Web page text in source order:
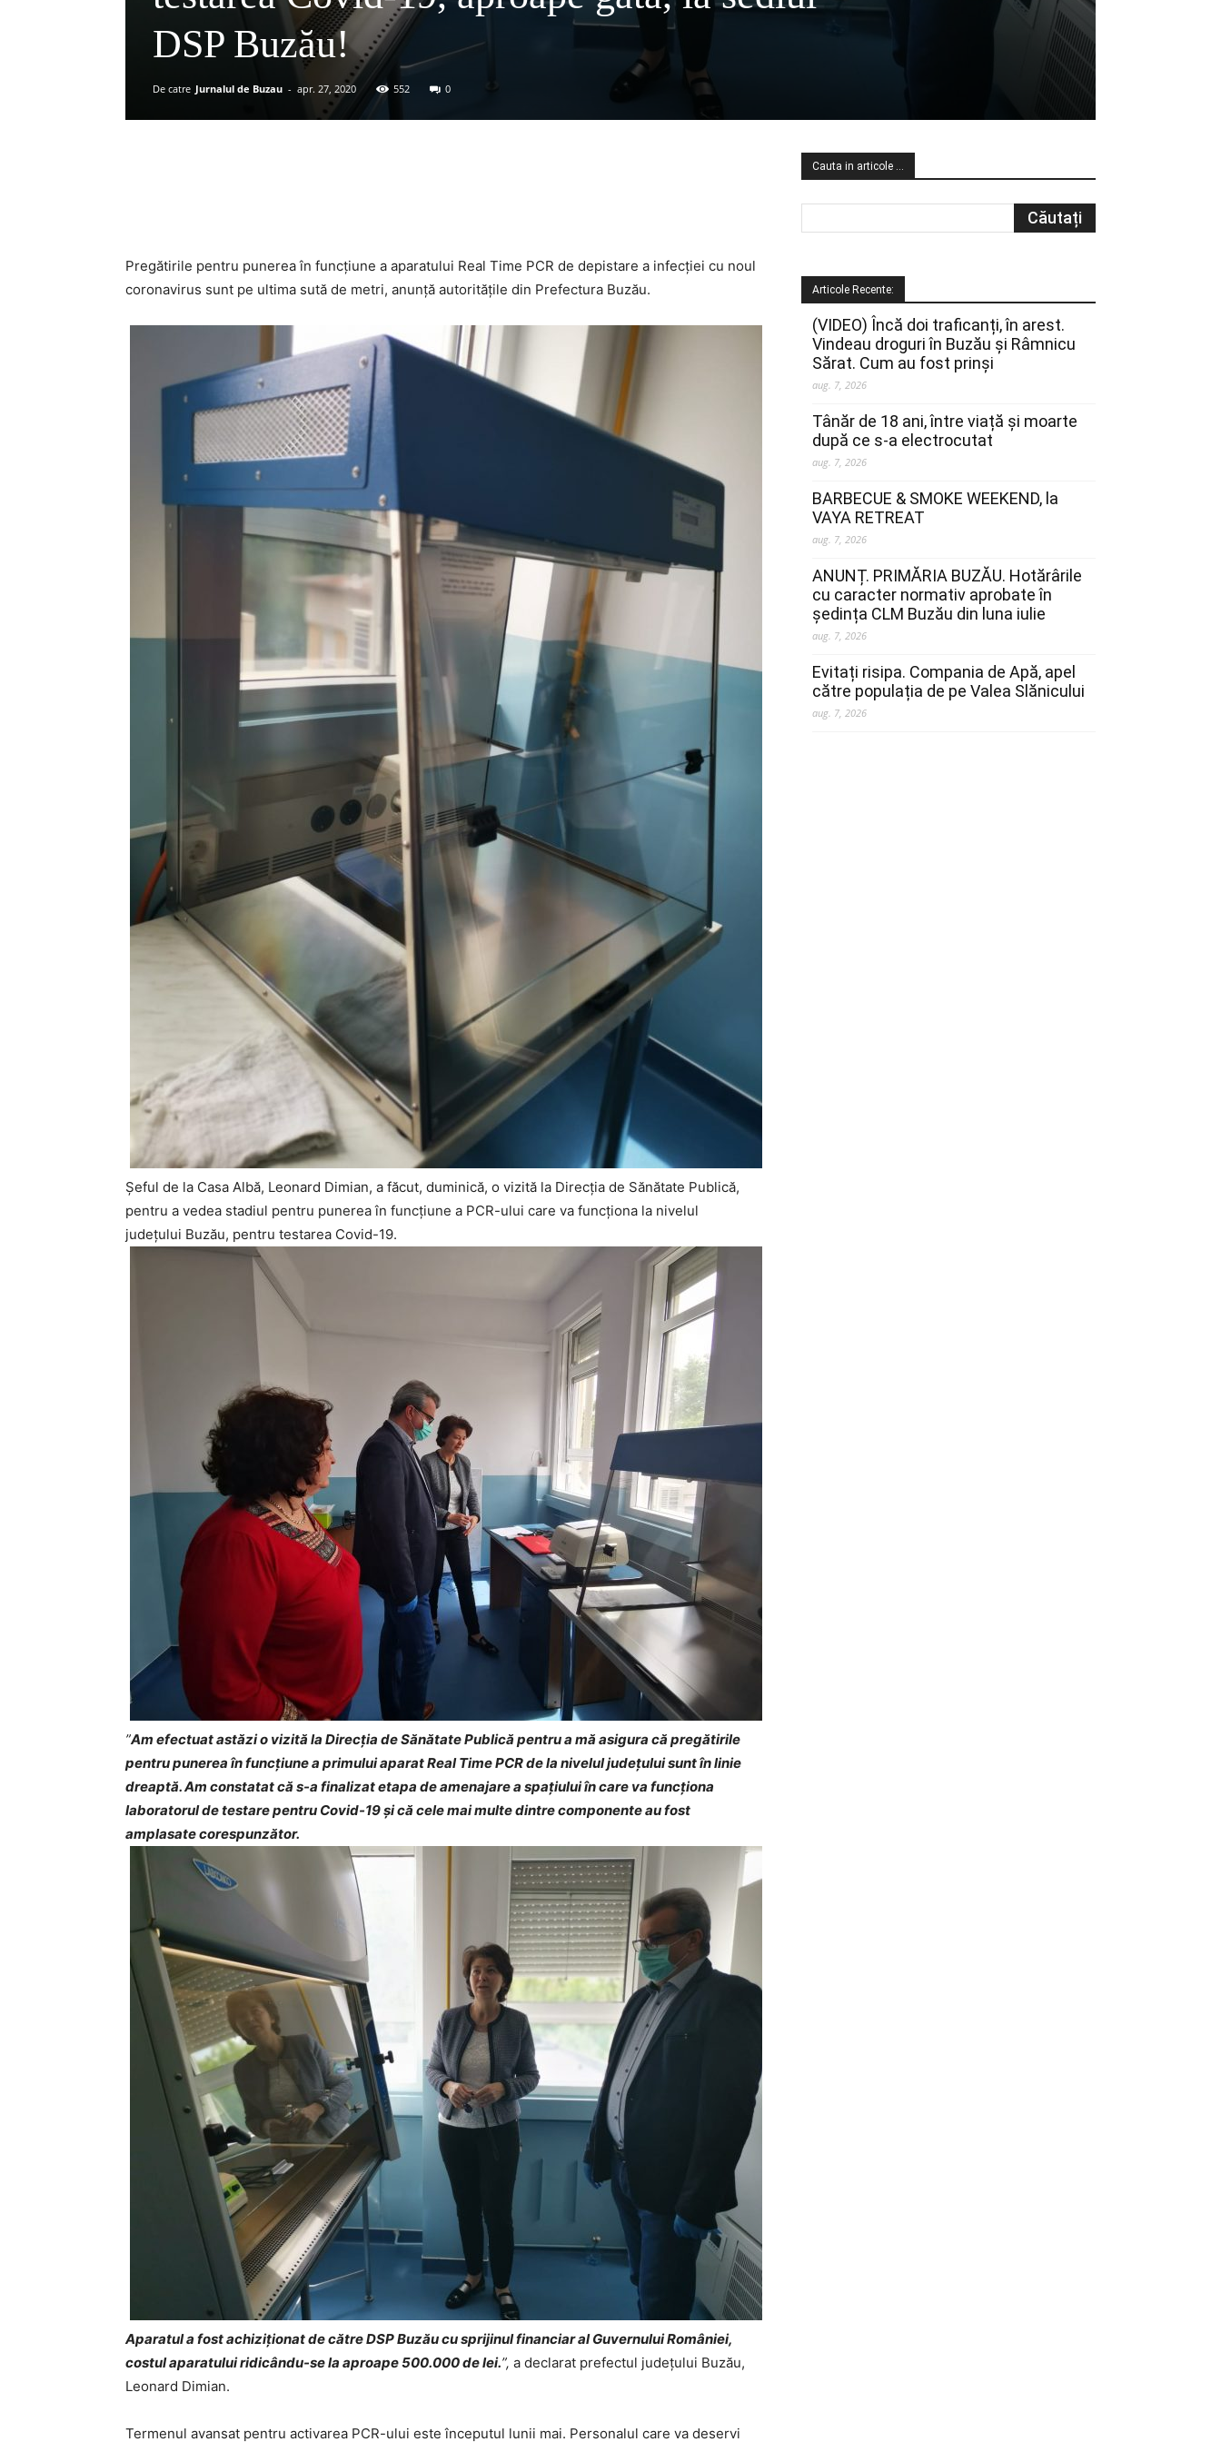
DSP Buzău!
De catre Jurnalul de Buzau - apr. 27, 2020 552 0
Pregătirile pentru punerea în funcțiune a aparatului Real Time PCR de depistare a infecției cu noul
coronavirus sunt pe ultima sută de metri, anunță autoritățile din Prefectura Buzău.
Șeful de la Casa Albă, Leonard Dimian, a făcut, duminică, o vizită la Direcția de Sănătate Publică,
pentru a vedea stadiul pentru punerea în funcțiune a PCR-ului care va funcționa la nivelul
județului Buzău, pentru testarea Covid-19.
”Am efectuat astăzi o vizită la Direcția de Sănătate Publică pentru a mă asigura că pregătirile
pentru punerea în funcțiune a primului aparat Real Time PCR de la nivelul județului sunt în linie
dreaptă. Am constatat că s-a finalizat etapa de amenajare a spațiului în care va funcționa
laboratorul de testare pentru Covid-19 și că cele mai multe dintre componente au fost
amplasate corespunzător.
Aparatul a fost achiziționat de către DSP Buzău cu sprijinul financiar al Guvernului României,
costul aparatului ridicându-se la aproape 500.000 de lei.”, a declarat prefectul județului Buzău,
Leonard Dimian.
Termenul avansat pentru activarea PCR-ului este începutul lunii mai. Personalul care va deservi
Cauta in articole …
Articole Recente:
(VIDEO) Încă doi traficanți, în arest.
Vindeau droguri în Buzău și Râmnicu
Sărat. Cum au fost prinși
aug. 7, 2026
Tânăr de 18 ani, între viață și moarte
după ce s-a electrocutat
aug. 7, 2026
BARBECUE & SMOKE WEEKEND, la
VAYA RETREAT
aug. 7, 2026
ANUNȚ. PRIMĂRIA BUZĂU. Hotărârile
cu caracter normativ aprobate în
ședința CLM Buzău din luna iulie
aug. 7, 2026
Evitați risipa. Compania de Apă, apel
către populația de pe Valea Slănicului
aug. 7, 2026